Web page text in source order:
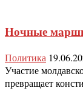
Ночные
Политика
Участие
превращает